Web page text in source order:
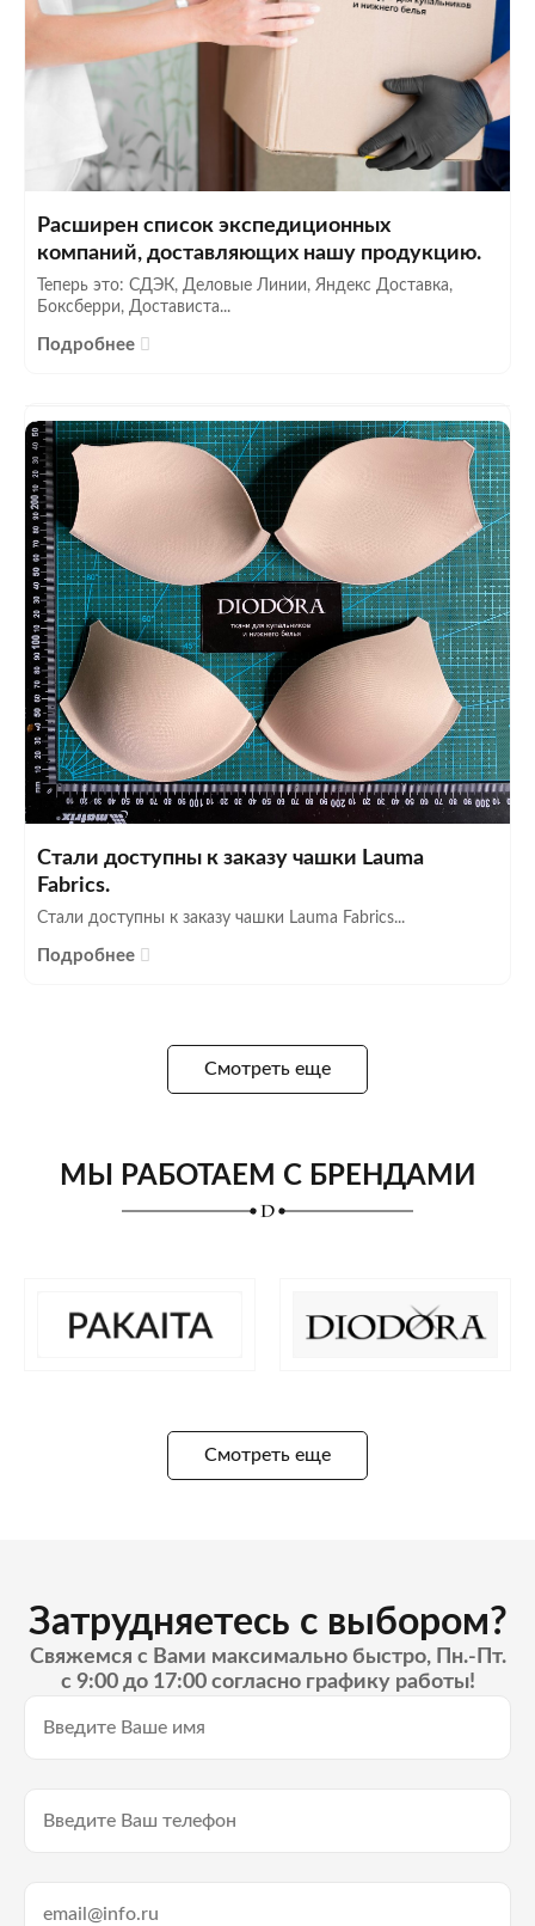
Расширен список экспедиционных
компаний, доставляющих нашу продукцию.
Теперь это: СДЭК, Деловые Линии, Яндекс Доставка,
Боксберри, Достависта...
Подробнее
Стали доступны к заказу чашки Lauma
Fabrics.
Стали доступны к заказу чашки Lauma Fabrics...
Подробнее
Смотреть еще
МЫ РАБОТАЕМ С БРЕНДАМИ
Смотреть еще
Затрудняетесь с выбором?
Свяжемся с Вами максимально быстро, Пн.-Пт.
с 9:00 до 17:00 согласно графику работы!